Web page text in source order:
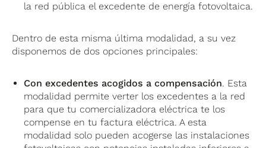
la red pública el excedente de energía fotovoltaica.
Dentro de esta misma última modalidad, a su vez
disponemos de dos opciones principales:
Con excedentes acogidos a compensación. Esta
modalidad permite verter los excedentes a la red
para que tu comercializadora eléctrica te los
compense en tu factura eléctrica. A esta
modalidad solo pueden acogerse las instalaciones